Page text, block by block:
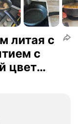
литая с
с
цвет